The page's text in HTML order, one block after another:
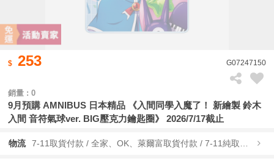
253 G07247150
銷量 : 0
9月預購 AMNIBUS 日本精品 《入間同學入魔了！ 新繪製 鈴木
入間 音符氣球ver. BIG壓克力鑰匙圈》 2026/7/17截止
物流